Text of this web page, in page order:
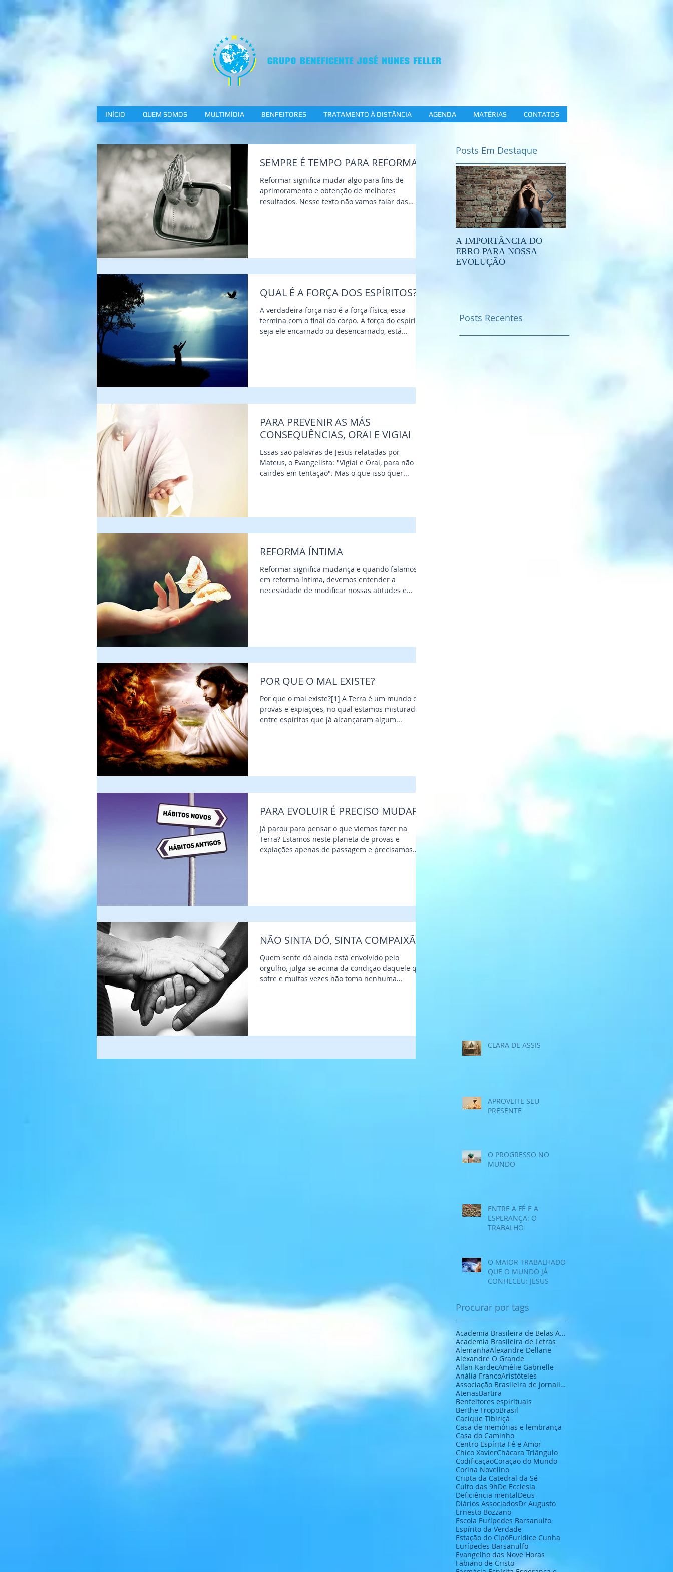
GRUPO BENEFICENTE JOSÉ NUNES FELLER
INÍCIO QUEM SOMOS MULTIMÍDIA BENFEITORES TRATAMENTO À DISTÂNCIA AGENDA MATÉRIAS CONTATOS
SEMPRE É TEMPO PARA REFORMAR
Reformar significa mudar algo para fins de
aprimoramento e obtenção de melhores
resultados. Nesse texto não vamos falar das
QUAL É A FORÇA DOS ESPÍRITOS?
A verdadeira força não é a força física, essa
termina com o final do corpo. A força do espírito,
seja ele encarnado ou desencarnado, está...
PARA PREVENIR AS MÁS
CONSEQUÊNCIAS, ORAI E VIGIAI
Essas são palavras de Jesus relatadas por
Mateus, o Evangelista: "Vigiai e Orai, para não
cairdes em tentação". Mas o que isso quer...
REFORMA ÍNTIMA
Reformar significa mudança e quando falamos
em reforma íntima, devemos entender a
necessidade de modificar nossas atitudes e
POR QUE O MAL EXISTE?
Por que o mal existe?[1] A Terra é um mundo de
provas e expiações, no qual estamos misturados
entre espíritos que já alcançaram algum...
PARA EVOLUIR É PRECISO MUDAR!
Já parou para pensar o que viemos fazer na
Terra? Estamos neste planeta de provas e
expiações apenas de passagem e precisamos
NÃO SINTA DÓ, SINTA COMPAIXÃO
Quem sente dó ainda está envolvido pelo
orgulho, julga-se acima da condição daquele que
sofre e muitas vezes não toma nenhuma
Posts Em Destaque
A IMPORTÂNCIA DO
ERRO PARA NOSSA
EVOLUÇÃO
Posts Recentes
CLARA DE ASSIS
APROVEITE SEU
PRESENTE
O PROGRESSO NO
MUNDO
ENTRE A FÉ E A
ESPERANÇA: O
TRABALHO
O MAIOR TRABALHADOR
QUE O MUNDO JÁ
CONHECEU: JESUS
Procurar por tags
Academia Brasileira de Belas Artes
Academia Brasileira de Letras
AlemanhaAlexandre Dellane
Alexandre O Grande
Allan KardecAmélie Gabrielle
Anália FrancoAristóteles
Associação Brasileira de Jornalistas e Escritores
AtenasBartira
Benfeitores espirituais
Berthe FropoBrasil
Cacique Tibiriçá
Casa de memórias e lembrança
Casa do Caminho
Centro Espírita Fé e Amor
Chico XavierChácara Triângulo
CodificaçãoCoração do Mundo
Corina Novelino
Cripta da Catedral da Sé
Culto das 9hDe Ecclesia
Deficiência mentalDeus
Diários AssociadosDr Augusto
Ernesto Bozzano
Escola Eurípedes Barsanulfo
Espírito da Verdade
Estação do CipóEurídice Cunha
Eurípedes Barsanulfo
Evangelho das Nove Horas
Fabiano de Cristo